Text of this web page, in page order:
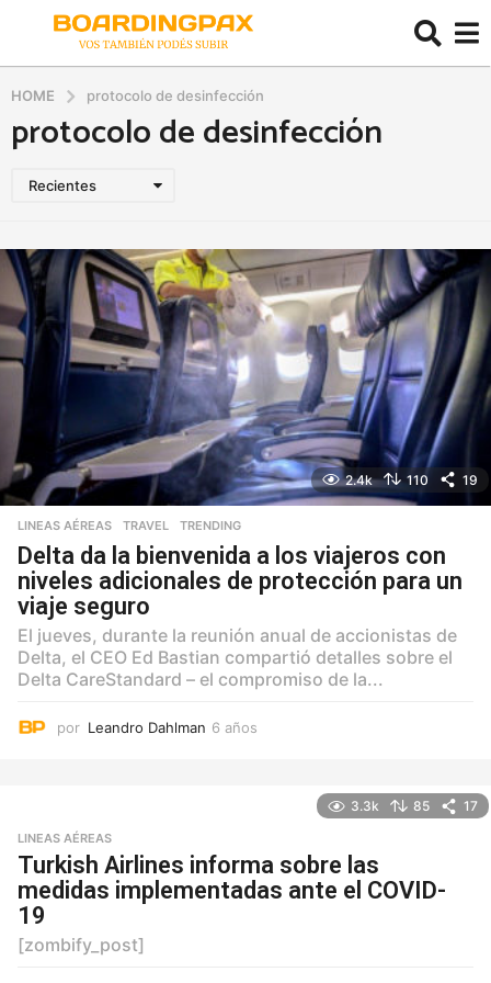
HOME protocolo de desinfección
protocolo de desinfección
Recientes
2.4k 110 19
LINEAS AÉREAS ,TRAVEL ,TRENDING
Delta da la bienvenida a los viajeros con
niveles adicionales de protección para un
viaje seguro
El jueves, durante la reunión anual de accionistas de
Delta, el CEO Ed Bastian compartió detalles sobre el
Delta CareStandard – el compromiso de la...
por Leandro Dahlman 6 años
3.3k 85 17
LINEAS AÉREAS
Turkish Airlines informa sobre las
medidas implementadas ante el COVID-
19
[zombify_post]